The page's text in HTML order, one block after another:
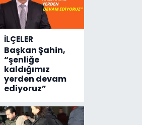
İLÇELER
Başkan Şahin,
“şenliğe
kaldığımız
yerden devam
ediyoruz”